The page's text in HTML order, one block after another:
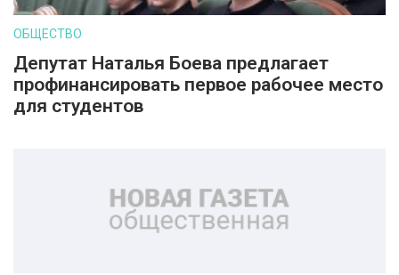
ОБЩЕСТВО
Депутат Наталья Боева предлагает
профинансировать первое рабочее место
для студентов